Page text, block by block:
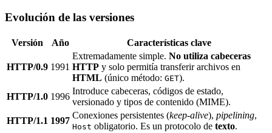
Evolución de las versiones
Versión Año Características clave
HTTP/0.9 1991
Extremadamente simple. No utiliza cabeceras
HTTP y solo permitía transferir archivos en
HTML (único método: GET).
HTTP/1.0 1996
Introduce cabeceras, códigos de estado,
versionado y tipos de contenido (MIME).
HTTP/1.1 1997
Conexiones persistentes (keep-alive), pipelining,
Host obligatorio. Es un protocolo de texto.